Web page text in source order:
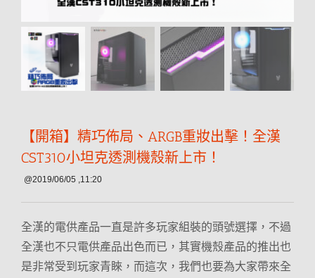
【開箱】精巧佈局、ARGB重妝出擊！全漢
CST310小坦克透測機殼新上市！
@2019/06/05 ,11:20
全漢的電供產品一直是許多玩家組裝的頭號選擇，不過
全漢也不只電供產品出色而已，其實機殼產品的推出也
是非常受到玩家青睞，而這次，我們也要為大家帶來全